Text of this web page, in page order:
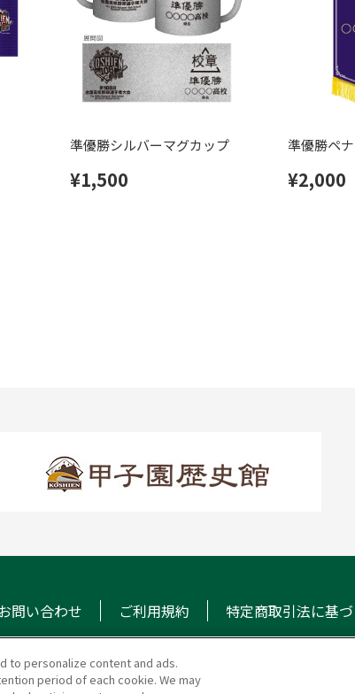
準優勝シルバーマグカップ
¥1,500
準優勝ペ
¥2,000
問い合わせ ご利用規約 特定商取引法に基
to personalize content and ads.
period of each cookie. We may